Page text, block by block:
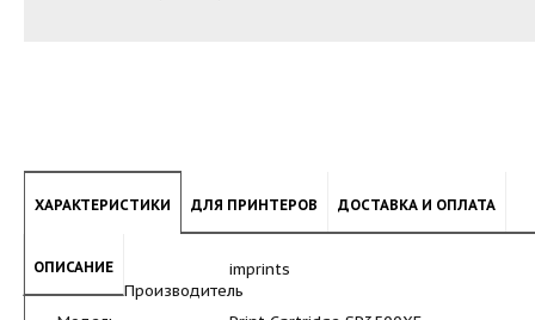
ХАРАКТЕРИСТИКИ ДЛЯ ПРИНТЕРОВ ДОСТАВКА И ОПЛАТА
ОПИСАНИЕ
imprints
Производитель